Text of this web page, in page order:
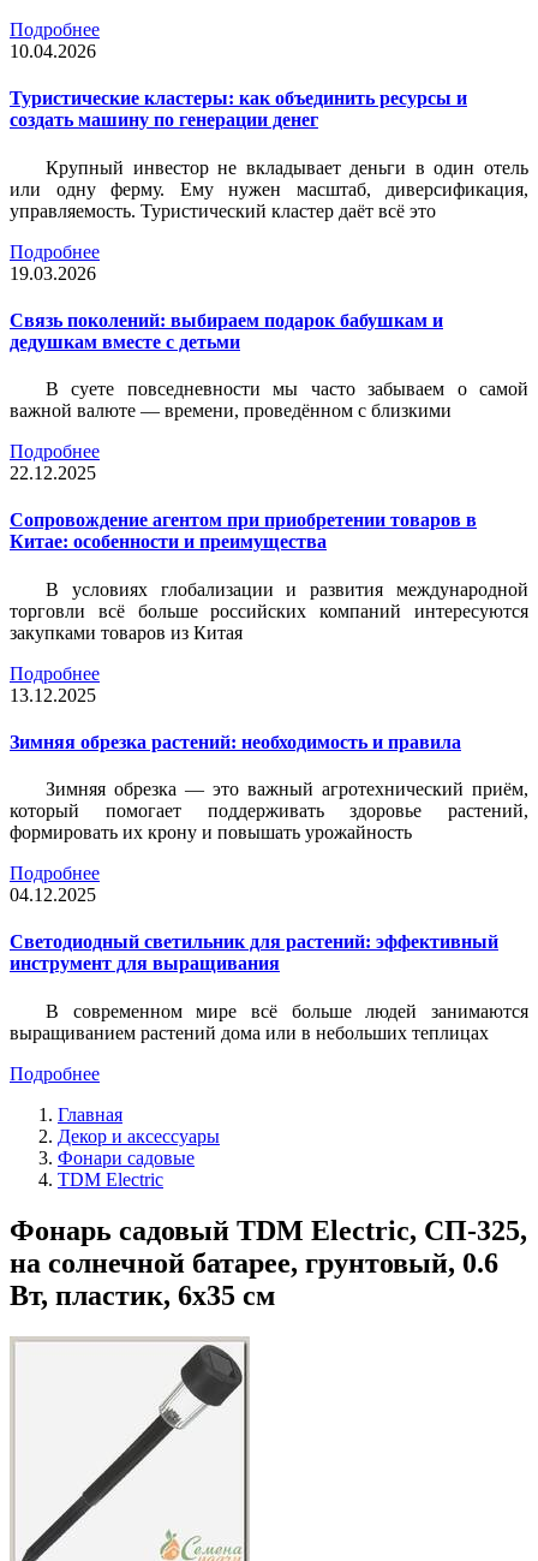
Подробнее
10.04.2026
Туристические кластеры: как объединить ресурсы и
создать машину по генерации денег
Крупный инвестор не вкладывает деньги в один отель
или одну ферму. Ему нужен масштаб, диверсификация,
управляемость. Туристический кластер даёт всё это
Подробнее
19.03.2026
Связь поколений: выбираем подарок бабушкам и
дедушкам вместе с детьми
В суете повседневности мы часто забываем о самой
важной валюте — времени, проведённом с близкими
Подробнее
22.12.2025
Сопровождение агентом при приобретении товаров в
Китае: особенности и преимущества
В условиях глобализации и развития международной
торговли всё больше российских компаний интересуются
закупками товаров из Китая
Подробнее
13.12.2025
Зимняя обрезка растений: необходимость и правила
Зимняя обрезка — это важный агротехнический приём,
который помогает поддерживать здоровье растений,
формировать их крону и повышать урожайность
Подробнее
04.12.2025
Светодиодный светильник для растений: эффективный
инструмент для выращивания
В современном мире всё больше людей занимаются
выращиванием растений дома или в небольших теплицах
Подробнее
Главная
Декор и аксессуары
Фонари садовые
TDM Electric
Фонарь садовый TDM Electric, СП-325,
на солнечной батарее, грунтовый, 0.6
Вт, пластик, 6х35 см